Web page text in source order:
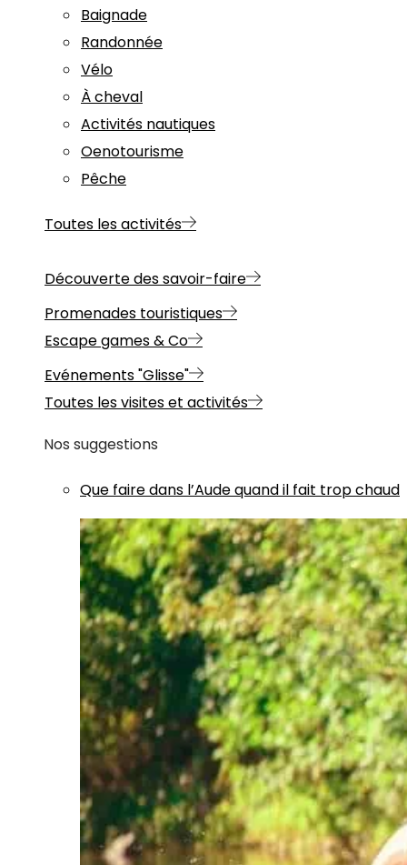
Baignade
Randonnée
Vélo
À cheval
Activités nautiques
Oenotourisme
Pêche
Toutes les activités
Découverte des savoir-faire
Promenades touristiques
Escape games & Co
Evénements "Glisse"
Toutes les visites et activités
Nos suggestions
Que faire dans l’Aude quand il fait trop chaud